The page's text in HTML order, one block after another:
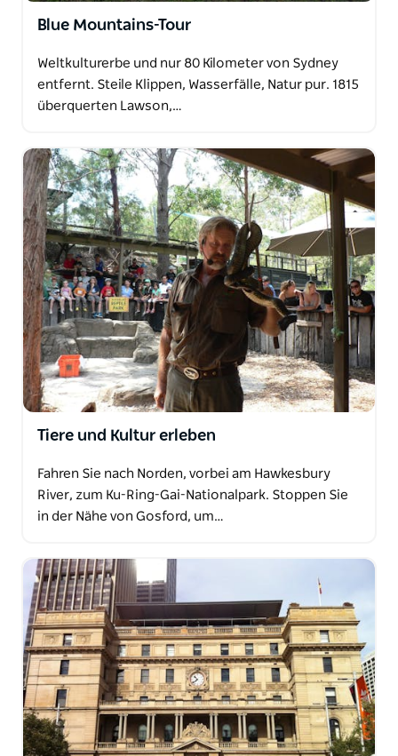
Blue Mountains-Tour
Weltkulturerbe und nur 80 Kilometer von Sydney
entfernt. Steile Klippen, Wasserfälle, Natur pur. 1815
überquerten Lawson,…
Tiere und Kultur erleben
Fahren Sie nach Norden, vorbei am Hawkesbury
River, zum Ku-Ring-Gai-Nationalpark. Stoppen Sie
in der Nähe von Gosford, um…